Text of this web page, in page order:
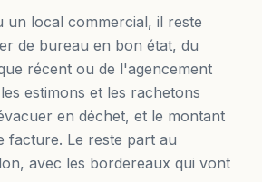
un local commercial, il reste
de bureau en bon état, du
récent ou de l'agencement
estimons et les rachetons
en déchet, et le montant
facture. Le reste part au
avec les bordereaux qui vont